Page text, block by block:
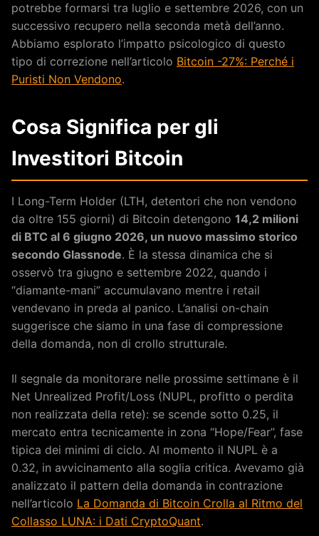
potrebbe formarsi tra luglio e settembre 2026, con un
successivo recupero nella seconda metà dell’anno.
Abbiamo esplorato l’impatto psicologico di questo
tipo di correzione nell’articolo Bitcoin -27%: Perché i
Puristi Non Vendono.
Cosa Significa per gli
Investitori Bitcoin
I Long-Term Holder (LTH, detentori che non vendono
da oltre 155 giorni) di Bitcoin detengono 14,2 milioni
di BTC al 6 giugno 2026, un nuovo massimo storico
secondo Glassnode. È la stessa dinamica che si
osservò tra giugno e settembre 2022, quando i
“diamante-mani” accumulavano mentre i retail
vendevano in preda al panico. L’analisi on-chain
suggerisce che siamo in una fase di compressione
della domanda, non di crollo strutturale.
Il segnale da monitorare nelle prossime settimane è il
Net Unrealized Profit/Loss (NUPL, profitto o perdita
non realizzata della rete): se scende sotto 0.25, il
mercato entra tecnicamente in zona “Hope/Fear”, fase
tipica dei minimi di ciclo. Al momento il NUPL è a
0.32, in avvicinamento alla soglia critica. Avevamo già
analizzato il pattern della domanda in contrazione
nell’articolo La Domanda di Bitcoin Crolla al Ritmo del
Collasso LUNA: i Dati CryptoQuant.